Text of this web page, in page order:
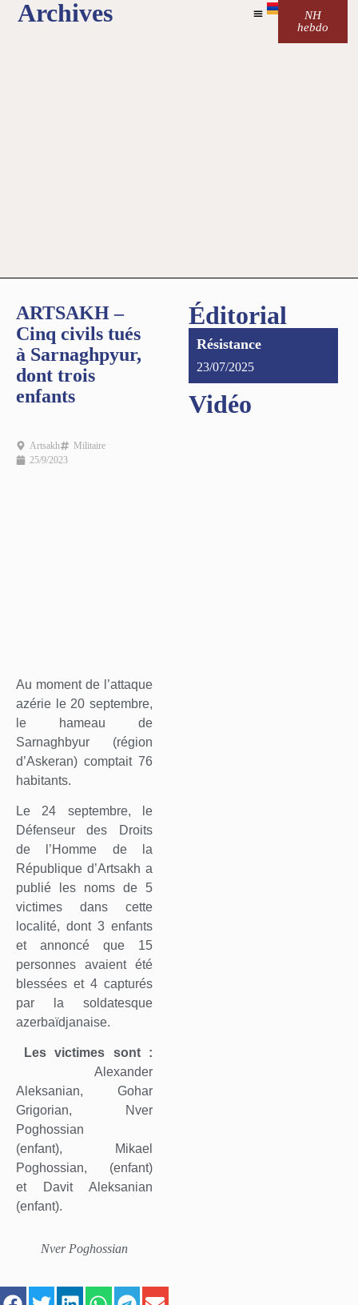
Archives
NH
hebdo
ARTSAKH –
Cinq civils tués
à Sarnaghpyur,
dont trois
enfants
Artsakh
Militaire
25/9/2023
Au moment de l’attaque
azérie le 20 septembre,
le hameau de
Sarnaghbyur (région
d’Askeran) comptait 76
habitants.
Le 24 septembre, le
Défenseur des Droits
de l’Homme de la
République d’Artsakh a
publié les noms de 5
victimes dans cette
localité, dont 3 enfants
et annoncé que 15
personnes avaient été
blessées et 4 capturés
par la soldatesque
azerbaïdjanaise.
Les victimes sont :
Alexander
Aleksanian, Gohar
Grigorian,
Nver
Poghossian
(enfant),
Mikael
Poghossian, (enfant)
et
Davit Aleksanian
(enfant).
Nver Poghossian
Éditorial
Résistance
23/07/2025
Vidéo